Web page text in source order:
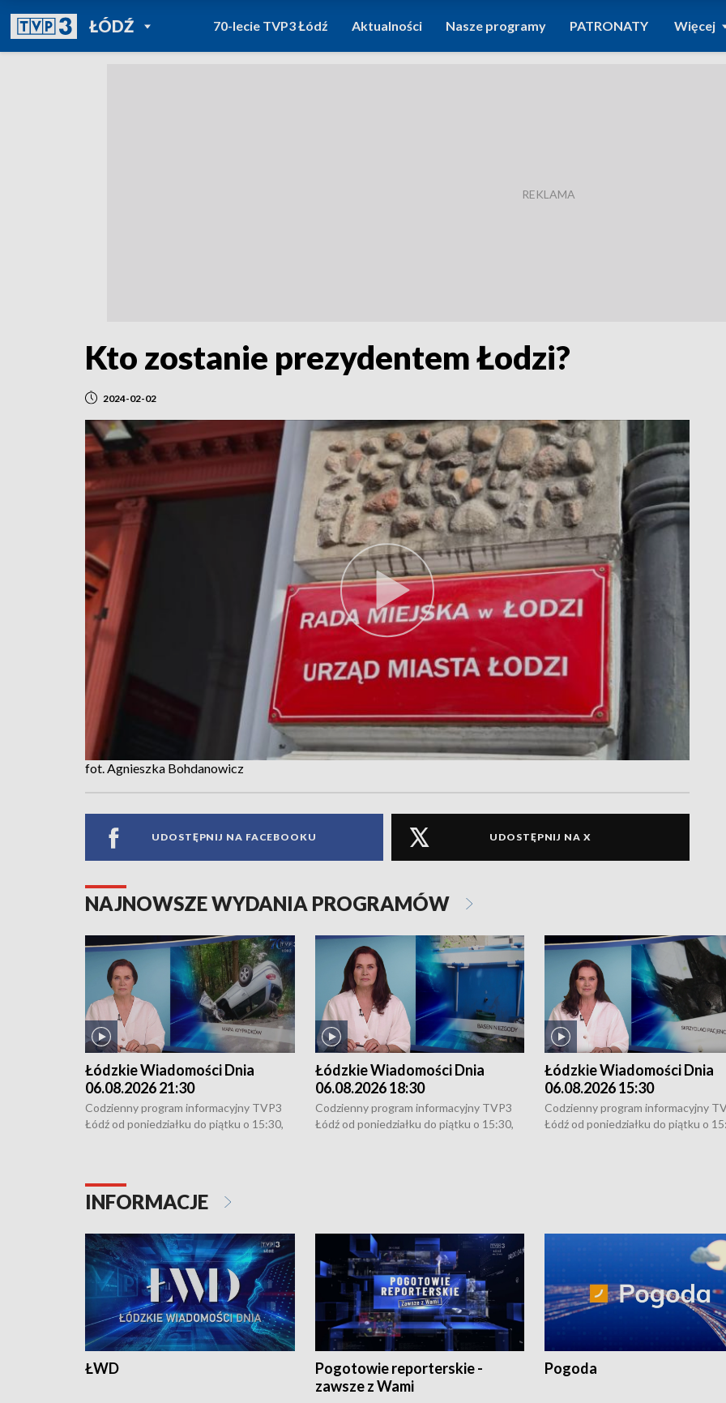
ŁÓDŹPOWRÓT DO
TVP REGIONY
70-lecie TVP3 Łódź Aktualności Nasze programy PATRONATY Więcej
Kto zostanie prezydentem Łodzi?
2024-02-02
fot. Agnieszka Bohdanowicz
UDOSTĘPNIJ NA FACEBOOKU UDOSTĘPNIJ NA X
NAJNOWSZE WYDANIA PROGRAMÓW
Łódzkie Wiadomości Dnia
06.08.2026 21:30
Codzienny program informacyjny TVP3
Łódź od poniedziałku do piątku o 15:30,
Łódzkie Wiadomości Dnia
06.08.2026 18:30
Codzienny program informacyjny TVP3
Łódź od poniedziałku do piątku o 15:30,
Łódzkie Wiadomości Dnia
06.08.2026 15:30
Codzienny program informacyjny
Łódź od poniedziałku do piątku o
INFORMACJE
ŁWD
Pogotowie reporterskie -
zawsze z Wami
Pogoda